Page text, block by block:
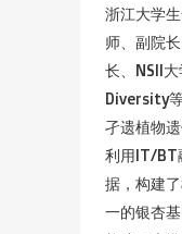
浙江大学
师、副院
长、NSII
Diversity
孑遗植物
利用IT/BT
据，构建
一的银杏